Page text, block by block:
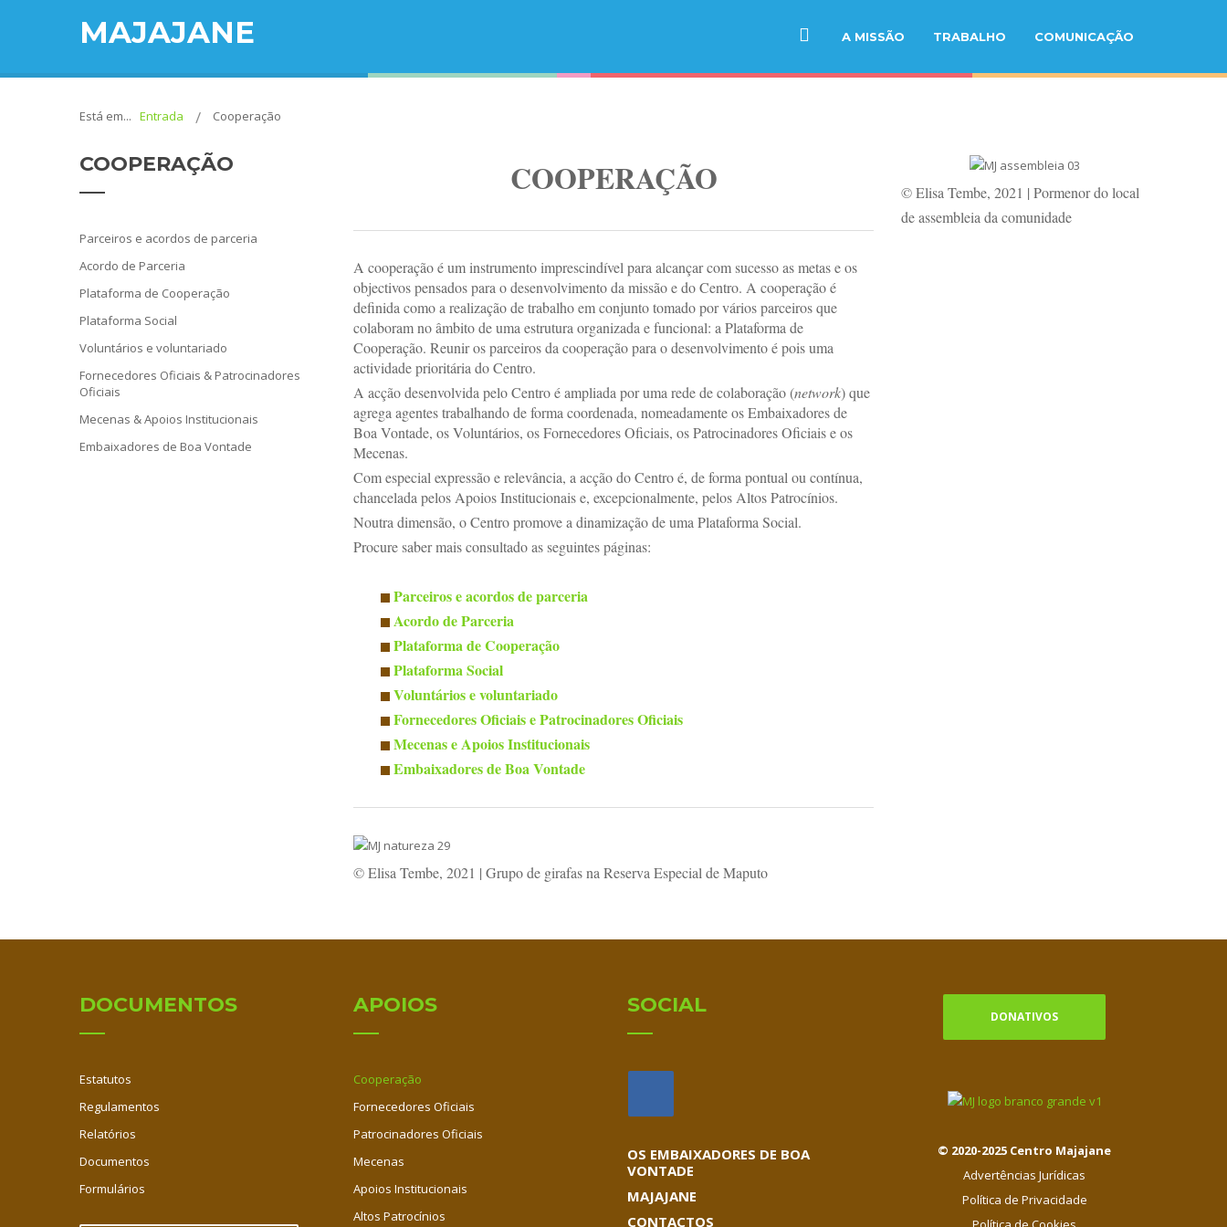
MAJAJANE A MISSÃO TRABALHO COMUNICAÇÃO
Está em... Entrada Cooperação
COOPERAÇÃO
A cooperação é um instrumento imprescindível para alcançar com sucesso as metas e os
objectivos pensados para o desenvolvimento da missão e do Centro. A cooperação é
definida como a realização de trabalho em conjunto tomado por vários parceiros que
colaboram no âmbito de uma estrutura organizada e funcional: a Plataforma de
Cooperação. Reunir os parceiros da cooperação para o desenvolvimento é pois uma
actividade prioritária do Centro.
A acção desenvolvida pelo Centro é ampliada por uma rede de colaboração (network) que
agrega agentes trabalhando de forma coordenada, nomeadamente os Embaixadores de
Boa Vontade, os Voluntários, os Fornecedores Oficiais, os Patrocinadores Oficiais e os
Mecenas.
Com especial expressão e relevância, a acção do Centro é, de forma pontual ou contínua,
chancelada pelos Apoios Institucionais e, excepcionalmente, pelos Altos Patrocínios.
Noutra dimensão, o Centro promove a dinamização de uma Plataforma Social.
Procure saber mais consultado as seguintes páginas:
Parceiros e acordos de parceria
Acordo de Parceria
Plataforma de Cooperação
Plataforma Social
Voluntários e voluntariado
Fornecedores Oficiais e Patrocinadores Oficiais
Mecenas e Apoios Institucionais
Embaixadores de Boa Vontade
© Elisa Tembe, 2021 | Grupo de girafas na Reserva Especial de Maputo
COOPERAÇÃO
Parceiros e acordos de parceria
Acordo de Parceria
Plataforma de Cooperação
Plataforma Social
Voluntários e voluntariado
Fornecedores Oficiais & Patrocinadores
Oficiais
Mecenas & Apoios Institucionais
Embaixadores de Boa Vontade
© Elisa Tembe, 2021 | Pormenor do local
de assembleia da comunidade
DOCUMENTOS
Estatutos
Regulamentos
Relatórios
Documentos
Formulários
APOIOS
Cooperação
Fornecedores Oficiais
Patrocinadores Oficiais
Mecenas
Apoios Institucionais
Altos Patrocínios
SOCIAL
OS EMBAIXADORES DE BOA
VONTADE
MAJAJANE
CONTACTOS
DONATIVOS
© 2020-2025 Centro Majajane
Advertências Jurídicas
Política de Privacidade